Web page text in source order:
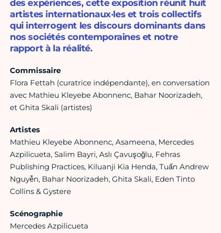
des expériences, cette exposition réunit huit
artistes internationaux·les et trois collectifs
qui interrogent les discours dominants dans
nos sociétés contemporaines et notre
rapport à la réalité.
Commissaire
Flora Fettah (curatrice indépendante), en conversation
avec Mathieu Kleyebe Abonnenc, Bahar Noorizadeh,
et Ghita Skali (artistes)
Artistes
Mathieu Kleyebe Abonnenc, Asameena, Mercedes
Azpilicueta, Salim Bayri, Aslı Çavuşoğlu, Fehras
Publishing Practices, Kiluanji Kia Henda, Tuấn Andrew
Nguyễn, Bahar Noorizadeh, Ghita Skali, Eden Tinto
Collins & Gystere
Scénographie
Mercedes Azpilicueta